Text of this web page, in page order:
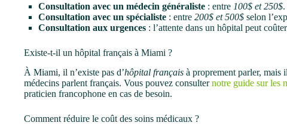
Consultation avec un médecin généraliste : entre 100$ et 250$.
Consultation avec un spécialiste : entre 200$ et 500$ selon
Consultation aux urgences : l’attente dans un hôpital peut
Existe-t-il un hôpital français à Miami ?
À Miami, il n’existe pas d’hôpital français à proprement parler, mais
médecins parlent français. Vous pouvez consulternotre guide sur les
praticien francophone en cas de besoin.
Comment réduire le coût des soins médicaux ?